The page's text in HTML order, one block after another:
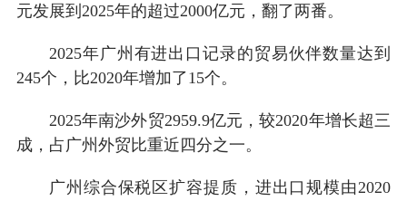
元发展到2025年的超过2000亿元，翻了两番。
2025年广州有进出口记录的贸易伙伴数量达到
245个，比2020年增加了15个。
2025年南沙外贸2959.9亿元，较2020年增长超三
成，占广州外贸比重近四分之一。
广州综合保税区扩容提质，进出口规模由2020